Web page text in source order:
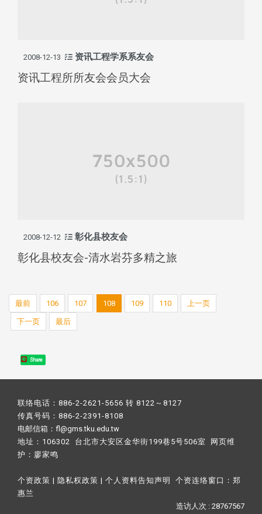
2008-12-13 资讯工程学系系友会
资讯工程所所友会会员大会
2008-12-12 彰化县校友会
彰化县校友会-清水岩芬多精之旅
最前 106 107 108 109 110 上一页
下一页 最后
Share
联络电话：886-2-2621-5656 转 8122～8127
传真号码：886-2-2391-8108
电邮信箱：fl@gms.tku.edu.tw
地址：106302 台北市大安区金华街199巷5号506室 网页维
护： 廖家鸣​
个资政策 | 隐私权政策 | 个人资料告知声明 个资连络窗口： 郑
惠兰
造访人次 : 28767567